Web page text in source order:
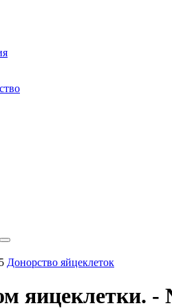
Донорство яйцеклеток
яицеклетки. -